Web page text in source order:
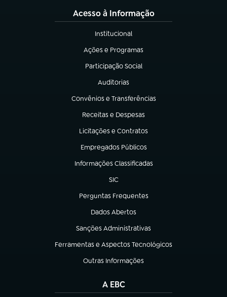
Acesso à Informação
Institucional
(abre em nova aba)
Ações e Programas
(abre em nova aba)
Participação Social
(abre em nova aba)
Auditorias
(abre em nova aba)
Convênios e Transferências
(abre em nova aba)
Receitas e Despesas
(abre em nova aba)
Licitações e Contratos
(abre em nova aba)
Empregados Públicos
(abre em nova aba)
Informações Classificadas
(abre em nova aba)
SIC
(abre em nova aba)
Perguntas Frequentes
(abre em nova aba)
Dados Abertos
(abre em nova aba)
Sanções Administrativas
(abre em nova aba)
Ferramentas e Aspectos Tecnológicos
(abre em nova aba)
Outras Informações
(abre em nova aba)
A EBC